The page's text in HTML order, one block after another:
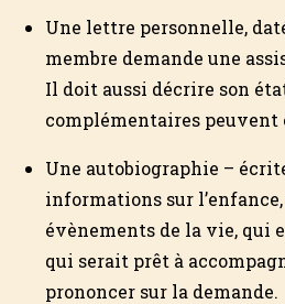
Une lettre personnelle,
membre demande une
Il doit aussi décrire son
complémentaires peuvent
Une autobiographie –
informations sur
évènements de la vie, qui
qui serait prêt à
prononcer sur la demande.